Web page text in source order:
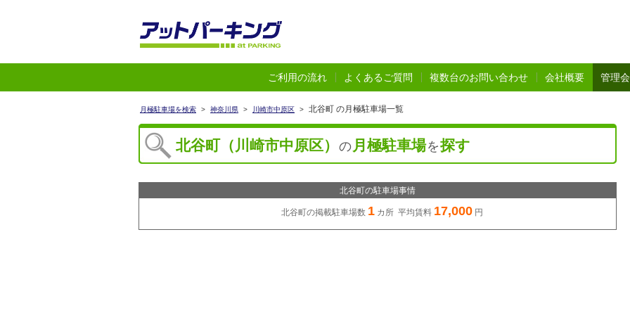
ご利用の流れ よくあるご質問 複数台のお問い合わせ 会社概要 管理
月極駐車場を検索 > 神奈川県 > 川崎市中原区 > 北谷町 の月極駐車場一覧
北谷町（川崎市中原区） の 月極駐車場を探す
北谷町の駐車場事情
北谷町の掲載駐車場数 1カ所 平均賃料 17,000円